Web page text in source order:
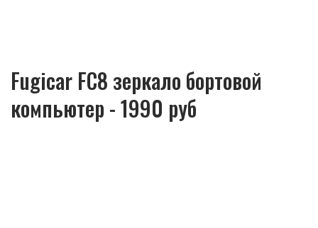
Fugicar FC8 зеркало бортовой
компьютер - 1990 руб